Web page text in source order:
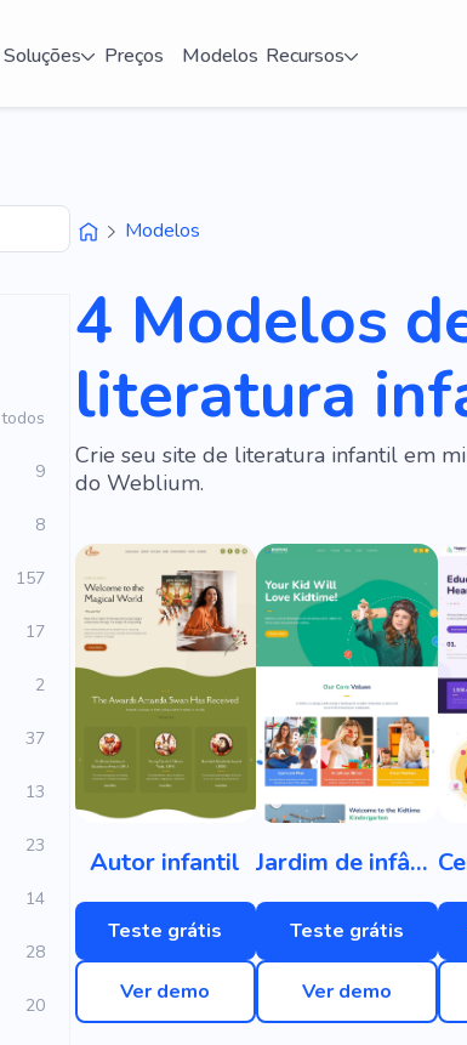
Soluções Preços Modelos Recursos
todos
9
8
157
17
2
37
13
23
14
28
20
Modelos
4 Modelos
literatura
Crie seu site de literatura infantil em
do Weblium.
Autor infantil
Teste grátis
Ver demo
Jardim de infância
Teste grátis
Ver demo